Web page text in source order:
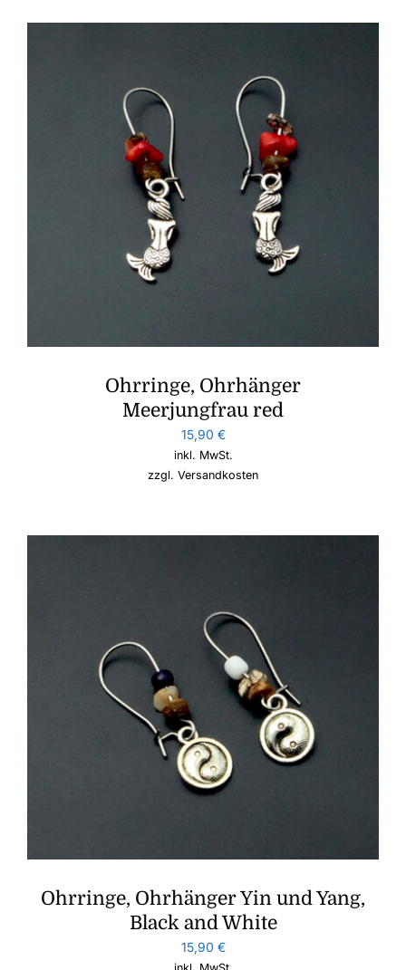
Ohrringe, Ohrhänger
Meerjungfrau red
15,90 €
inkl. MwSt.
zzgl. Versandkosten
Ohrringe, Ohrhänger Yin und Yang,
Black and White
15,90 €